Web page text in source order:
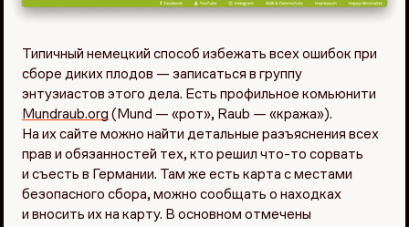
Типичный немецкий способ избежать всех ошибок при
сборе диких плодов — записаться в группу
энтузиастов этого дела. Есть профильное комьюнити
Mundraub.org (Mund — «рот», Raub — «кража»).
На их сайте можно найти детальные разъяснения всех
прав и обязанностей тех, кто решил что-то сорвать
и съесть в Германии. Там же есть карта с местами
безопасного сбора, можно сообщать о находках
и вносить их на карту. В основном отмечены